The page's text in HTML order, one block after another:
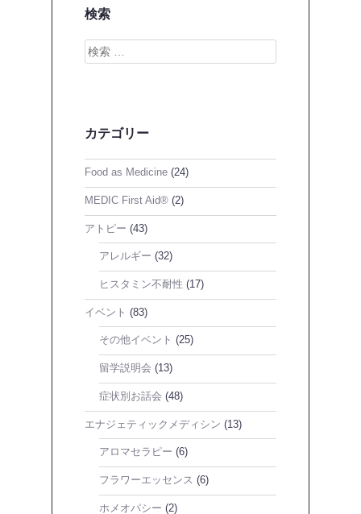
検索
検
索
カテゴリー
Food as Medicine (24)
MEDIC First Aid® (2)
アトピー (43)
アレルギー (32)
ヒスタミン不耐性 (17)
イベント (83)
その他イベント (25)
留学説明会 (13)
症状別お話会 (48)
エナジェティックメディシン (13)
アロマセラピー (6)
フラワーエッセンス (6)
ホメオパシー (2)